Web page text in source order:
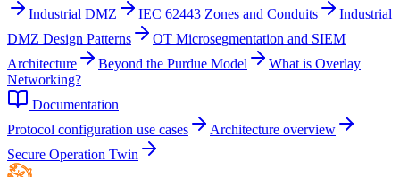
Industrial DMZ IEC 62443 Zones and Conduits
Industrial
DMZ Design Patterns
OT Microsegmentation and SIEM
Architecture
Beyond the Purdue Model
What is Overlay
Networking?
Documentation
Protocol configuration use cases
Architecture overview
Secure Operation Twin